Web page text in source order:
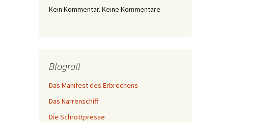
Kein Kommentar. Keine Kommentare
Blogroll
Das Manifest des Erbrechens
Das Narrenschiff
Die Schrottpresse